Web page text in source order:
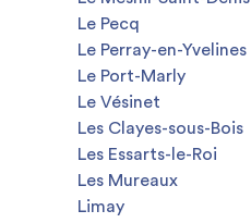
Le Pecq
Le Perray-en-Yvelines
Le Port-Marly
Le Vésinet
Les Clayes-sous-Bois
Les Essarts-le-Roi
Les Mureaux
Limay